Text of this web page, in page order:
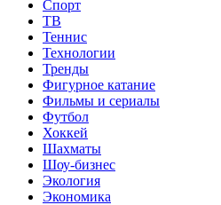
Спорт
ТВ
Теннис
Технологии
Тренды
Фигурное катание
Фильмы и сериалы
Футбол
Хоккей
Шахматы
Шоу-бизнес
Экология
Экономика